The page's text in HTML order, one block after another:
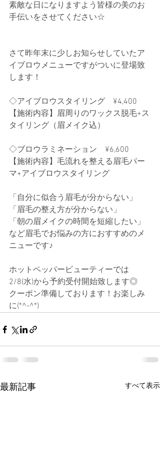
素敵な日になりますよう皆様の美のお
手伝いをさせてください☆
さて昨年末に少しお知らせしていたア
イブロウメニューですがついに登場致
します！
◇アイブロウスタイリング　¥4,400
【施術内容】眉周りのワックス脱毛+ス
タイリング（眉メイク込）
◇ブロウラミネーション　¥6,600
【施術内容】毛流れを整える眉毛パー
マ+アイブロウスタイリング
「自分に似合う眉毛が分からない」
「眉毛の整え方が分からない」
「朝の眉メイクの時間を短縮したい」
など眉毛でお悩みの方におすすめのメ
ニューです♪
ホットペッパービューティーでは
2/8(水)から予約受付開始致します◎
クーポン準備しております！お楽しみ
に(*^-^*)
最新記事 すべて表示